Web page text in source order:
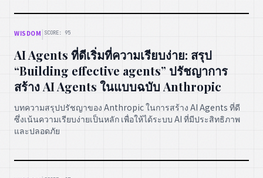
WISDOM | SCORE: 95
AI Agents ที่ดีเริ่มที่ความเรียบง่าย: สรุป
“Building effective agents” ปรัชญาการ
สร้าง AI Agents ในแบบฉบับ Anthropic
บทความสรุปปรัชญาของ Anthropic ในการสร้าง AI Agents ที่ดี
ซึ่งเน้นความเรียบง่ายเป็นหลัก เพื่อให้ได้ระบบ AI ที่มีประสิทธิภาพ
และปลอดภัย